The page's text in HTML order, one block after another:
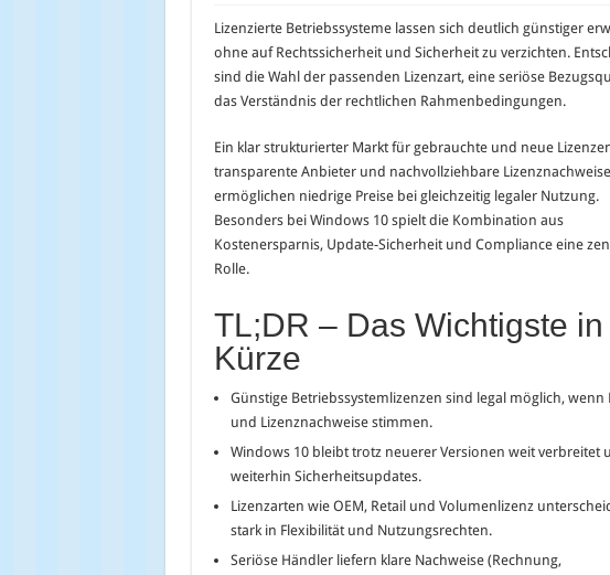
Lizenzierte Betriebssysteme lassen sich deutlich günstiger
ohne auf Rechtssicherheit und Sicherheit zu verzichten.
sind die Wahl der passenden Lizenzart, eine seriöse
das Verständnis der rechtlichen Rahmenbedingungen.
Ein klar strukturierter Markt für gebrauchte und neue
transparente Anbieter und nachvollziehbare Lizenznachweise
ermöglichen niedrige Preise bei gleichzeitig legaler Nutzung.
Besonders bei Windows 10 spielt die Kombination aus
Kostenersparnis, Update-Sicherheit und Compliance eine
Rolle.
TL;DR – Das Wichtigste in
Kürze
Günstige Betriebssystemlizenzen sind legal möglich, wenn
und Lizenznachweise stimmen.
Windows 10 bleibt trotz neuerer Versionen weit verbreitet
weiterhin Sicherheitsupdates.
Lizenzarten wie OEM, Retail und Volumenlizenz
stark in Flexibilität und Nutzungsrechten.
Seriöse Händler liefern klare Nachweise (Rechnung,